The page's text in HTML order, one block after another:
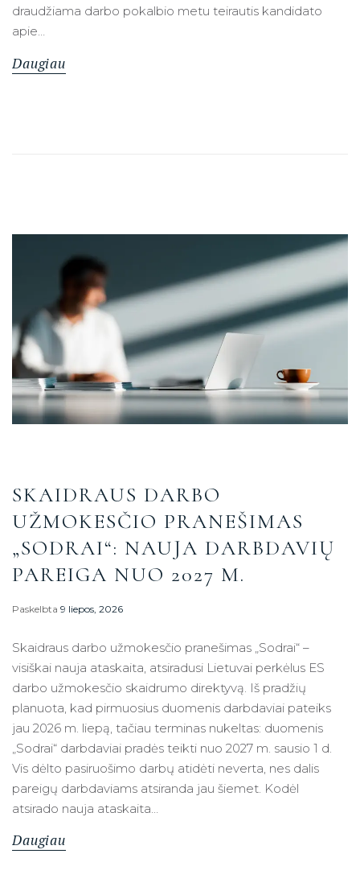
draudžiama darbo pokalbio metu teirautis kandidato
apie…
Daugiau
SKAIDRAUS DARBO
UŽMOKESČIO PRANEŠIMAS
„SODRAI“: NAUJA DARBDAVIŲ
PAREIGA NUO 2027 M.
Paskelbta 9 liepos, 2026
Skaidraus darbo užmokesčio pranešimas „Sodrai“ –
visiškai nauja ataskaita, atsiradusi Lietuvai perkėlus ES
darbo užmokesčio skaidrumo direktyvą. Iš pradžių
planuota, kad pirmuosius duomenis darbdaviai pateiks
jau 2026 m. liepą, tačiau terminas nukeltas: duomenis
„Sodrai“ darbdaviai pradės teikti nuo 2027 m. sausio 1 d.
Vis dėlto pasiruošimo darbų atidėti neverta, nes dalis
pareigų darbdaviams atsiranda jau šiemet. Kodėl
atsirado nauja ataskaita…
Daugiau